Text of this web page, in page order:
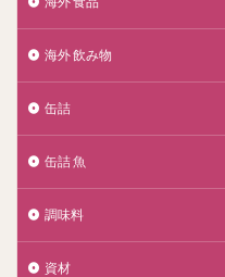
海外 飲み物
缶詰
缶詰 魚
調味料
資材